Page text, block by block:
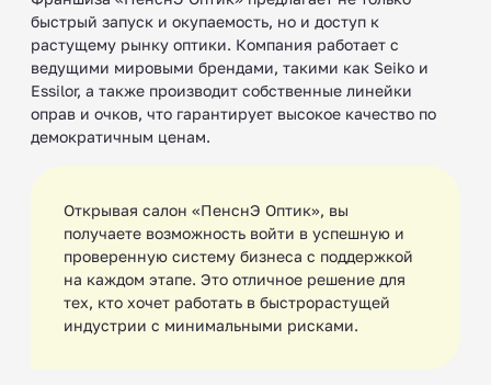
быстрый запуск и окупаемость, но и доступ к
растущему рынку оптики. Компания работает с
ведущими мировыми брендами, такими как Seiko и
Essilor, а также производит собственные линейки
оправ и очков, что гарантирует высокое качество по
демократичным ценам.
Открывая салон «ПенснЭ Оптик», вы
получаете возможность войти в успешную и
проверенную систему бизнеса с поддержкой
на каждом этапе. Это отличное решение для
тех, кто хочет работать в быстрорастущей
индустрии с минимальными рисками.